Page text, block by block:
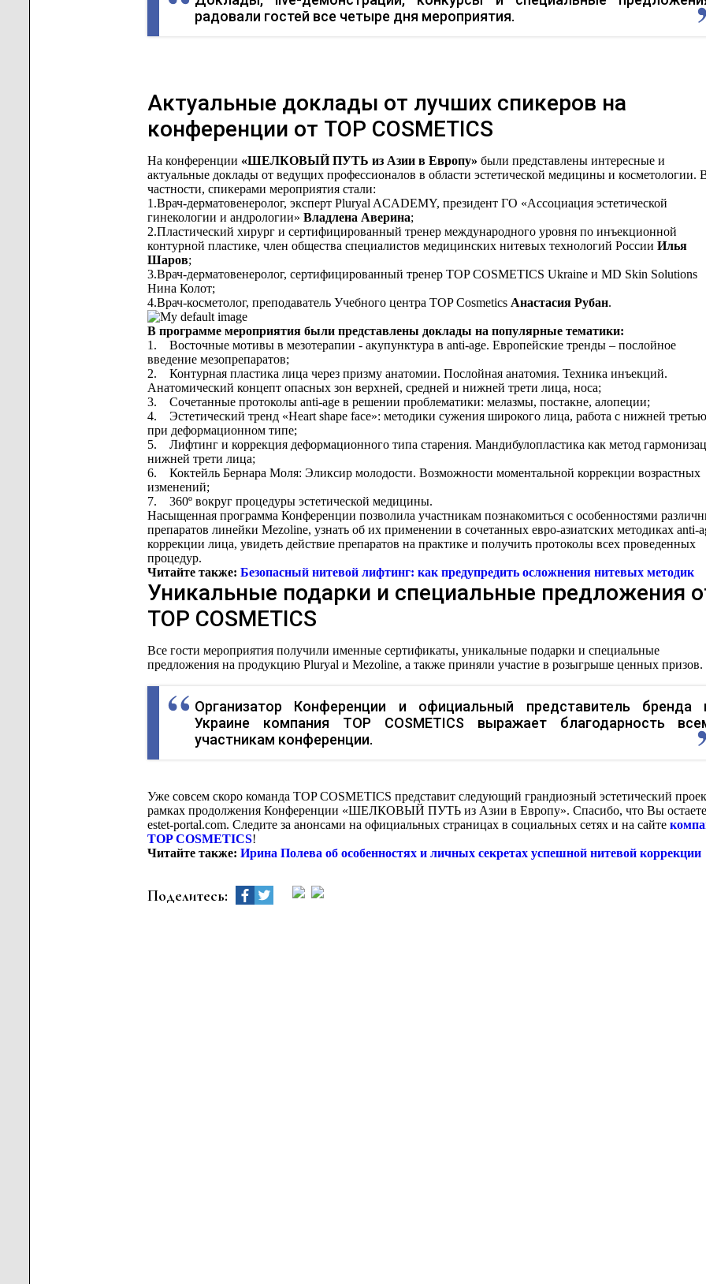
радовали гостей все четыре дня мероприятия.
Актуальные доклады от лучших спикеров на
конференции от TOP COSMETICS
На конференции «ШЕЛКОВЫЙ ПУТЬ из Азии в Европу» были представлены интересные и
актуальные доклады от ведущих профессионалов в области эстетической медицины и косметологии.
частности, спикерами мероприятия стали:
1.Врач-дерматовенеролог, эксперт Pluryal ACADEMY, президент ГО «Ассоциация эстетической
гинекологии и андрологии» Владлена Аверина;
2.Пластический хирург и сертифицированный тренер международного уровня по инъекционной
контурной пластике, член общества специалистов медицинских нитевых технологий России Илья
Шаров;
3.Врач-дерматовенеролог, сертифицированный тренер TOP COSMETICS Ukraine и MD Skin Solutions
Нина Колот;
4.Врач-косметолог, преподаватель Учебного центра TOP Cosmetics Анастасия Рубан.
В программе мероприятия были представлены доклады на популярные тематики:
1. Восточные мотивы в мезотерапии - акупунктура в anti-age. Европейские тренды – послойное
введение мезопрепаратов;
2. Контурная пластика лица через призму анатомии. Послойная анатомия. Техника инъекций.
Анатомический концепт опасных зон верхней, средней и нижней трети лица, носа;
3. Сочетанные протоколы anti-age в решении проблематики: мелазмы, постакне, алопеции;
4. Эстетический тренд «Heart shape face»: методики сужения широкого лица, работа с нижней третью
при деформационном типе;
5. Лифтинг и коррекция деформационного типа старения. Мандибулопластика как метод
нижней трети лица;
6. Коктейль Бернара Моля: Эликсир молодости. Возможности моментальной коррекции возрастных
изменений;
7. 360º вокруг процедуры эстетической медицины.
Насыщенная программа Конференции позволила участникам познакомиться с особенностями
препаратов линейки Mezoline, узнать об их применении в сочетанных евро-азиатских методиках anti-
коррекции лица, увидеть действие препаратов на практике и получить протоколы всех проведенных
процедур.
Читайте также: Безопасный нитевой лифтинг: как предупредить осложнения нитевых методик
Уникальные подарки и специальные предложения
TOP COSMETICS
Все гости мероприятия получили именные сертификаты, уникальные подарки и специальные
предложения на продукцию Pluryal и Mezoline, а также приняли участие в розыгрыше ценных призов.
Организатор Конференции и официальный представитель бренда
Украине компания TOP COSMETICS выражает благодарность
участникам конференции.
Уже совсем скоро команда TOP COSMETICS представит следующий грандиозный эстетический
рамках продолжения Конференции «ШЕЛКОВЫЙ ПУТЬ из Азии в Европу». Спасибо, что Вы
estet-portal.com. Следите за анонсами на официальных страницах в социальных сетях и на сайте
TOP COSMETICS!
Читайте также: Ирина Полева об особенностях и личных секретах успешной нитевой коррекции
Поделитесь: